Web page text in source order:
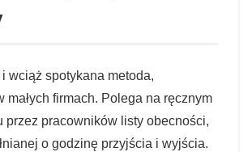
wciąż spotykana metoda,
małych firmach. Polega na ręcznym
przez pracowników listy obecności,
o godzinę przyjścia i wyjścia.